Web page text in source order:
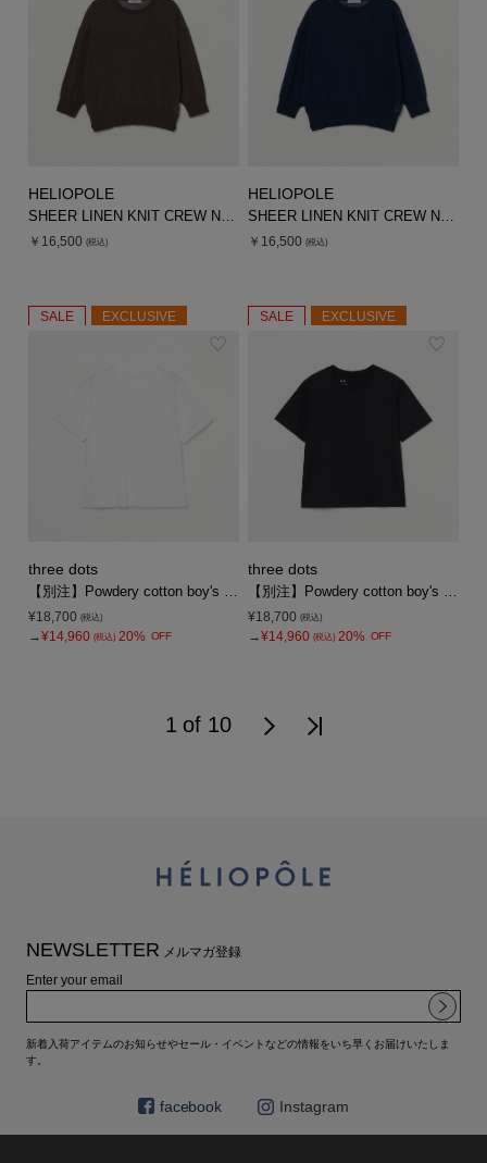
HELIOPOLE
SHEER LINEN KNIT CREW NECK
￥16,500 (税込)
HELIOPOLE
SHEER LINEN KNIT CREW NECK
￥16,500 (税込)
SALE EXCLUSIVE
three dots
¥18,700 (税込)
→¥14,960 (税込) 20% OFF
SALE EXCLUSIVE
three dots
¥18,700 (税込)
→¥14,960 (税込) 20% OFF
1 of 10
NEWSLETTER メルマガ登録
Enter your email
新着入荷アイテムのお知らせやセール・イベントなどの情報をいち早くお届けいたしま
す。
facebook Instagram